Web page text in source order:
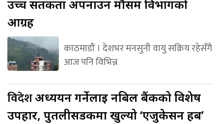
उच्च सतर्कता अपनाउन मौसम विभागको
आग्रह
काठमाडौं । देशभर मनसुनी वायु सक्रिय रहेसँगै
आज पनि विभिन्न
विदेशअध्ययन गर्नेलाई नबिल बैंकको विशेष
उपहार, पुतलीसडकमा खुल्यो ‘एजुकेसन हब’